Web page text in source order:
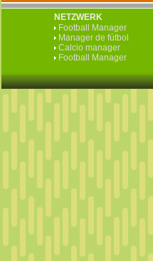
NETZWERK
Football Manager
Manager de fútbol
Calcio manager
Football Manager